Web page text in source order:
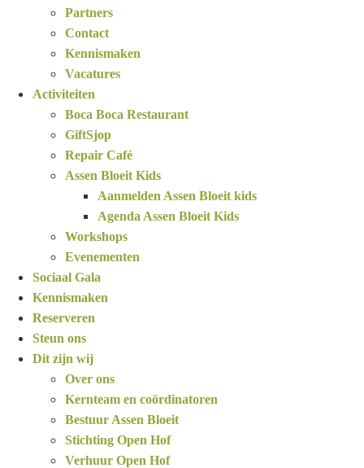
Partners
Contact
Kennismaken
Vacatures
Activiteiten
Boca Boca Restaurant
GiftSjop
Repair Café
Assen Bloeit Kids
Aanmelden Assen Bloeit kids
Agenda Assen Bloeit Kids
Workshops
Evenementen
Sociaal Gala
Kennismaken
Reserveren
Steun ons
Dit zijn wij
Over ons
Kernteam en coördinatoren
Bestuur Assen Bloeit
Stichting Open Hof
Verhuur Open Hof